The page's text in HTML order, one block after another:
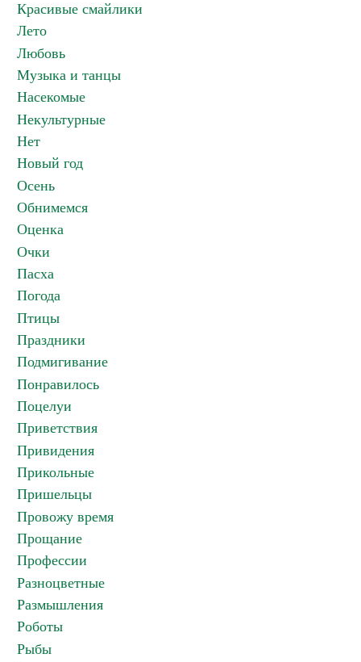
Красивые смайлики
Лето
Любовь
Музыка и танцы
Насекомые
Некультурные
Нет
Новый год
Осень
Обнимемся
Оценка
Очки
Пасха
Погода
Птицы
Праздники
Подмигивание
Понравилось
Поцелуи
Приветствия
Привидения
Прикольные
Пришельцы
Провожу время
Прощание
Профессии
Разноцветные
Размышления
Роботы
Рыбы